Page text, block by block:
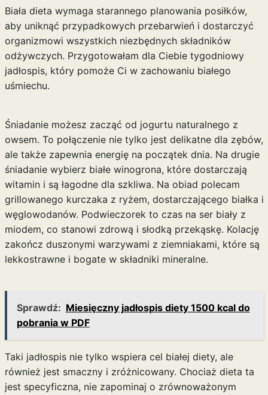
Biała dieta wymaga starannego planowania posiłków,
aby uniknąć przypadkowych przebarwień i dostarczyć
organizmowi wszystkich niezbędnych składników
odżywczych. Przygotowałam dla Ciebie tygodniowy
jadłospis, który pomoże Ci w zachowaniu białego
uśmiechu.
Śniadanie możesz zacząć od jogurtu naturalnego z
owsem. To połączenie nie tylko jest delikatne dla zębów,
ale także zapewnia energię na początek dnia. Na drugie
śniadanie wybierz białe winogrona, które dostarczają
witamin i są łagodne dla szkliwa. Na obiad polecam
grillowanego kurczaka z ryżem, dostarczającego białka i
węglowodanów. Podwieczorek to czas na ser biały z
miodem, co stanowi zdrową i słodką przekąskę. Kolację
zakończ duszonymi warzywami z ziemniakami, które są
lekkostrawne i bogate w składniki mineralne.
Sprawdź: Miesięczny jadłospis diety 1500 kcal do
pobrania w PDF
Taki jadłospis nie tylko wspiera cel białej diety, ale
również jest smaczny i zróżnicowany. Chociaż dieta ta
jest specyficzna, nie zapominaj o zrównoważonym